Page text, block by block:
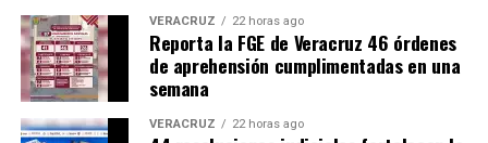
VERACRUZ 22 horas ago
Reporta la FGE de Veracruz 46 órdenes
de aprehensión cumplimentadas en una
semana
VERACRUZ 22 horas ago